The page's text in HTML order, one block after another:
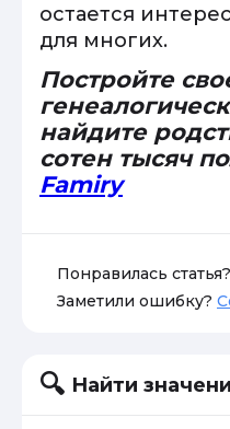
остается
для многих.
Постройте
найдите
сотен тысяч
Famiry
Понравилась статья?
Заметили ошибку?
Найти